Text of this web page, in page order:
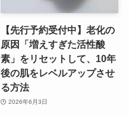
【先行予約受付中】老化の
原因「増えすぎた活性酸
素」をリセットして、10年
後の肌をレベルアップさせ
る方法
2026年6月3日